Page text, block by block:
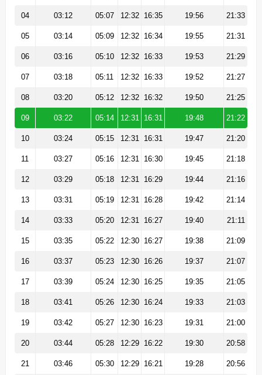
04 03:12 05:07 12:32 16:35 19:56 21:33
05 03:14 05:09 12:32 16:34 19:55 21:31
06 03:16 05:10 12:32 16:33 19:53 21:29
07 03:18 05:11 12:32 16:33 19:52 21:27
08 03:20 05:12 12:32 16:32 19:50 21:25
09 03:22 05:14 12:31 16:31 19:48 21:22
10 03:24 05:15 12:31 16:31 19:47 21:20
11 03:27 05:16 12:31 16:30 19:45 21:18
12 03:29 05:18 12:31 16:29 19:44 21:16
13 03:31 05:19 12:31 16:28 19:42 21:14
14 03:33 05:20 12:31 16:27 19:40 21:11
15 03:35 05:22 12:30 16:27 19:38 21:09
16 03:37 05:23 12:30 16:26 19:37 21:07
17 03:39 05:24 12:30 16:25 19:35 21:05
18 03:41 05:26 12:30 16:24 19:33 21:03
19 03:42 05:27 12:30 16:23 19:31 21:00
20 03:44 05:28 12:29 16:22 19:30 20:58
21 03:46 05:30 12:29 16:21 19:28 20:56